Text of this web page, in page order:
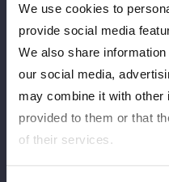
We use cookies to
provide social media
We also share
our social media,
may combine it with other
provided to them or that
of their services.
やと組み、H.A.T.E.の小波＆
南と対戦する。
コズエン入りを目指す金屋は
ら審査」を受けている最中。
くらは地元凱旋試合となる。